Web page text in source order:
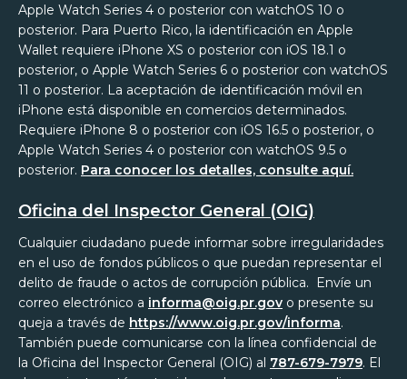
Apple Watch Series 4 o posterior con watchOS 10 o
posterior. Para Puerto Rico, la identificación en Apple
Wallet requiere iPhone XS o posterior con iOS 18.1 o
posterior, o Apple Watch Series 6 o posterior con watchOS
11 o posterior. La aceptación de identificación móvil en
iPhone está disponible en comercios determinados.
Requiere iPhone 8 o posterior con iOS 16.5 o posterior, o
Apple Watch Series 4 o posterior con watchOS 9.5 o
posterior. Para conocer los detalles, consulte aquí.
Oficina del Inspector General (OIG)
Cualquier ciudadano puede informar sobre irregularidades
en el uso de fondos públicos o que puedan representar el
delito de fraude o actos de corrupción pública. Envíe un
correo electrónico a informa@oig.pr.gov o presente su
queja a través de https://www.oig.pr.gov/informa.
También puede comunicarse con la línea confidencial de
la Oficina del Inspector General (OIG) al 787-679-7979. El